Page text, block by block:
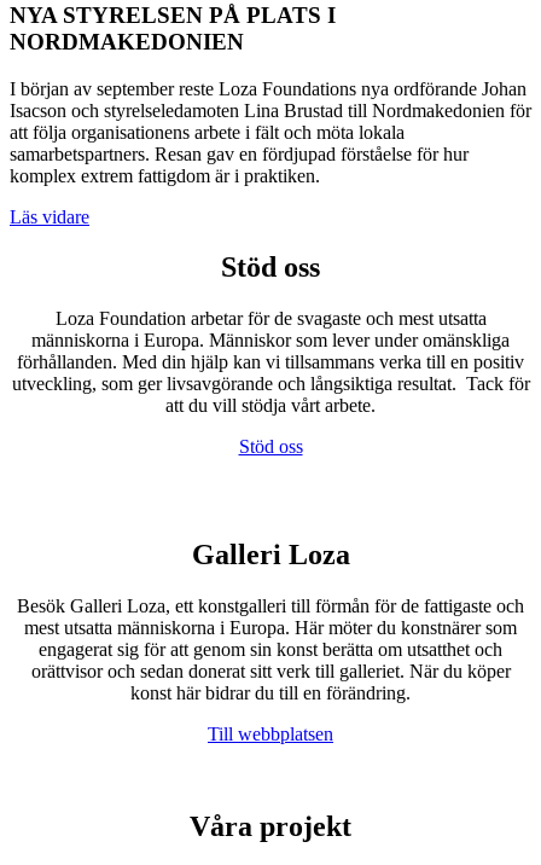
NYA STYRELSEN PÅ PLATS I
NORDMAKEDONIEN
I början av september reste Loza Foundations nya ordförande Johan
Isacson och styrelseledamoten Lina Brustad till Nordmakedonien för
att följa organisationens arbete i fält och möta lokala
samarbetspartners. Resan gav en fördjupad förståelse för hur
komplex extrem fattigdom är i praktiken.
Läs vidare
Stöd oss
Loza Foundation arbetar för de svagaste och mest utsatta
människorna i Europa. Människor som lever under omänskliga
förhållanden. Med din hjälp kan vi tillsammans verka till en positiv
utveckling, som ger livsavgörande och långsiktiga resultat. Tack för
att du vill stödja vårt arbete.
Stöd oss
Galleri Loza
Besök Galleri Loza, ett konstgalleri till förmån för de fattigaste och
mest utsatta människorna i Europa. Här möter du konstnärer som
engagerat sig för att genom sin konst berätta om utsatthet och
orättvisor och sedan donerat sitt verk till galleriet. När du köper
konst här bidrar du till en förändring.
Till webbplatsen
Våra projekt